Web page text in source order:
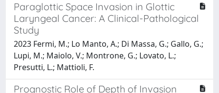
Paraglottic Space Invasion in Glottic
Laryngeal Cancer: A Clinical-Pathological
Study
2023 Fermi, M.; Lo Manto, A.; Di Massa, G.; Gallo, G.;
Lupi, M.; Maiolo, V.; Montrone, G.; Lovato, L.;
Presutti, L.; Mattioli, F.
Prognostic Role of Depth of Invasion